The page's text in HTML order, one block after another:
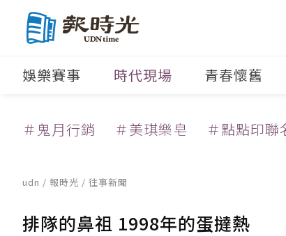
娛樂賽事 時代現場 青春懷舊
＃鬼月行銷 ＃美琪樂皂 ＃點點印聯
udn / 報時光 / 往事新聞
排隊的鼻祖 1998年的蛋撻熱